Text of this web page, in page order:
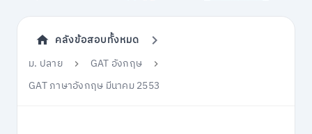
คลังข้อสอบทั้งหมด
ม. ปลาย
GAT อังกฤษ
GAT ภาษาอังกฤษ มีนาคม 2553